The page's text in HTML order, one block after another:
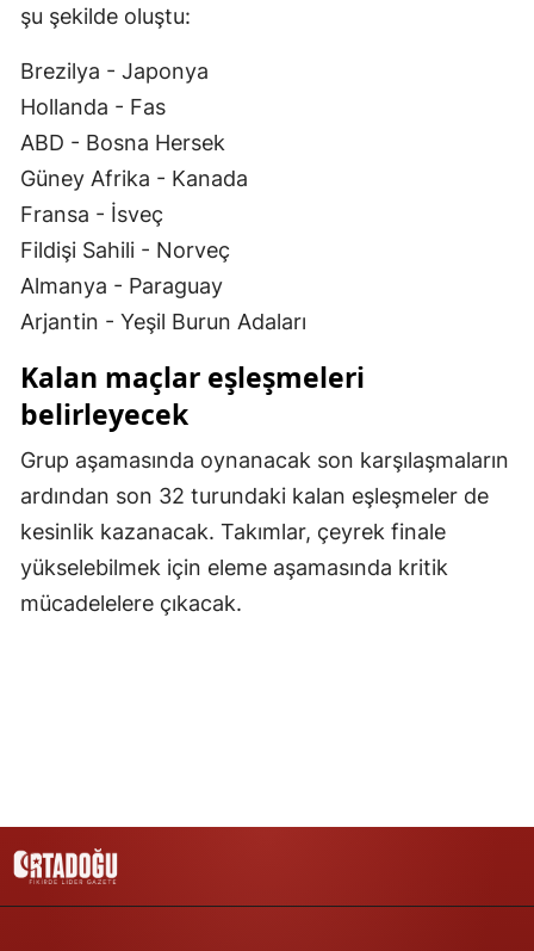
Nevşehir
Niğde
Rize
Sakarya
Samsun
şu şekilde oluştu:
Brezilya - Japonya
Hollanda - Fas
ABD - Bosna Hersek
Güney Afrika - Kanada
Fransa - İsveç
Fildişi Sahili - Norveç
Almanya - Paraguay
Arjantin - Yeşil Burun Adaları
Kalan maçlar eşleşmeleri
belirleyecek
Grup aşamasında oynanacak son karşılaşmaların
ardından son 32 turundaki kalan eşleşmeler de
kesinlik kazanacak. Takımlar, çeyrek finale
yükselebilmek için eleme aşamasında kritik
mücadelelere çıkacak.